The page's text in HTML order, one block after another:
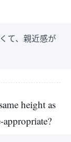
て、親近感が
height as